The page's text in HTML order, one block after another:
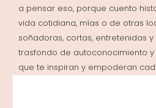
a pensar eso, porque cuento
vida cotidiana, mías o de otras
soñadoras, cortas, entretenidas y
trasfondo de autoconocimiento
que te inspiran y empoderan